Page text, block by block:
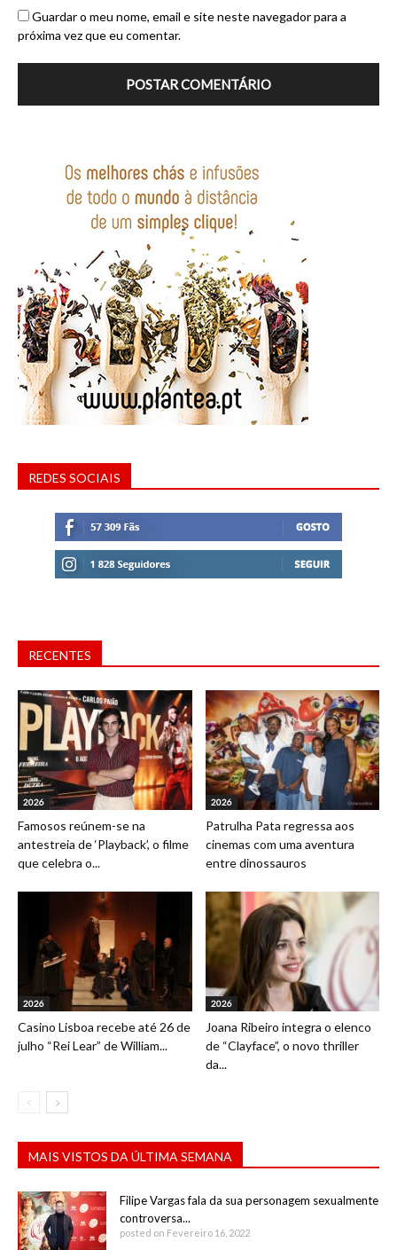
Guardar o meu nome, email e site neste navegador para a
próxima vez que eu comentar.
REDES SOCIAIS
RECENTES
2026
Famosos reúnem-se na
antestreia de ‘Playback’, o filme
que celebra o...
2026
Patrulha Pata regressa aos
cinemas com uma aventura
entre dinossauros
2026
Casino Lisboa recebe até 26 de
julho “Rei Lear” de William...
2026
Joana Ribeiro integra o elenco
de “Clayface”, o novo thriller
da...
MAIS VISTOS DA ÚLTIMA SEMANA
Filipe Vargas fala da sua personagem sexualmente
controversa...
posted on Fevereiro 16, 2022